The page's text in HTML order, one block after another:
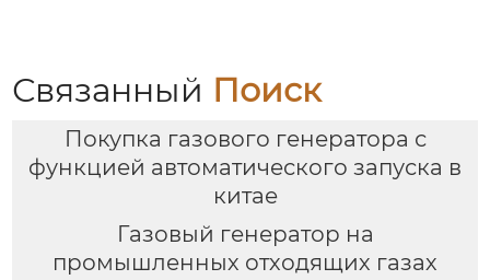
Связанный Поиск
Покупка газового генератора с
функцией автоматического запуска в
китае
Газовый генератор на
промышленных отходящих газах